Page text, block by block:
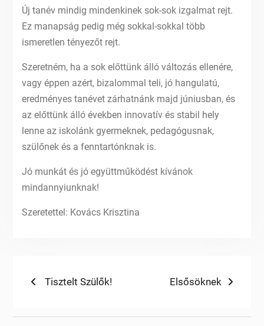
Új tanév mindig mindenkinek sok-sok izgalmat rejt.
Ez manapság pedig még sokkal-sokkal több
ismeretlen tényezőt rejt.
Szeretném, ha a sok előttünk álló változás ellenére,
vagy éppen azért, bizalommal teli, jó hangulatú,
eredményes tanévet zárhatnánk majd júniusban, és
az előttünk álló években innovatív és stabil hely
lenne az iskolánk gyermeknek, pedagógusnak,
szülőnek és a fenntartónknak is.
Jó munkát és jó együttműködést kívánok
mindannyiunknak!
Szeretettel: Kovács Krisztina
Bejegyzés
Previous
Tisztelt Szülők!
Next
Elsősöknek